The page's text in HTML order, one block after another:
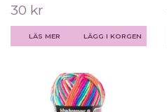
30 kr
LÄS MER LÄGG I KORGEN